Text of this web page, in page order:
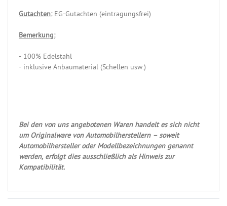
Gutachten:EG-Gutachten (eintragungsfrei)
Bemerkung:
- 100% Edelstahl
- inklusive Anbaumaterial (Schellen usw.)
Bei den von uns angebotenen Waren handelt es sich nicht
um Originalware von Automobilherstellern – soweit
Automobilhersteller oder Modellbezeichnungen genannt
werden, erfolgt dies ausschließlich als Hinweis zur
Kompatibilität.